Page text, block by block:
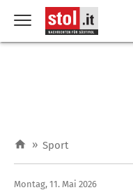
» Sport
Montag, 11. Mai 2026